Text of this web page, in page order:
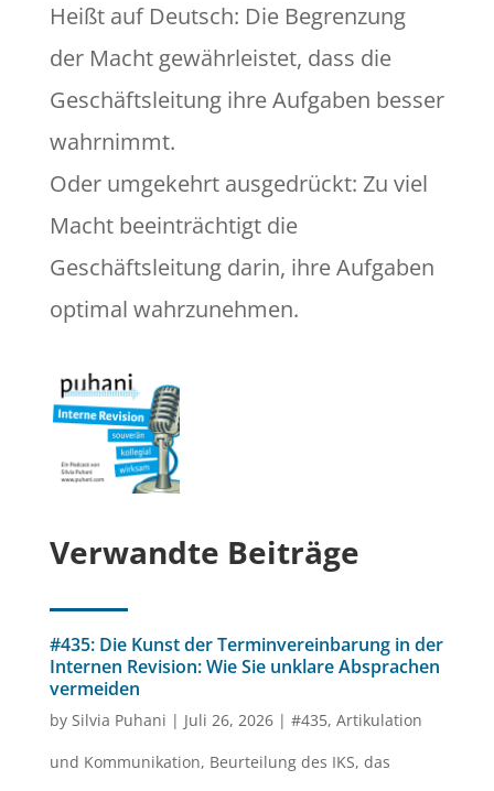
Heißt auf Deutsch: Die Begrenzung
der Macht gewährleistet, dass die
Geschäftsleitung ihre Aufgaben besser
wahrnimmt.
Oder umgekehrt ausgedrückt: Zu viel
Macht beeinträchtigt die
Geschäftsleitung darin, ihre Aufgaben
optimal wahrzunehmen.
Verwandte Beiträge
#435: Die Kunst der Terminvereinbarung in der
Internen Revision: Wie Sie unklare Absprachen
vermeiden
by Silvia Puhani | Juli 26, 2026| #435, Artikulation
und Kommunikation, Beurteilung des IKS, das